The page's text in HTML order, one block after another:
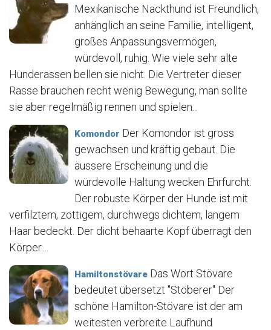
Mexikanische Nackthund ist Freundlich,
anhänglich an seine Familie, intelligent,
großes Anpassungsvermögen,
würdevoll, ruhig. Wie viele sehr alte
Hunderassen bellen sie nicht. Die Vertreter dieser
Rasse brauchen recht wenig Bewegung, man sollte
sie aber regelmäßig rennen und spielen...
Komondor Der Komondor ist gross
gewachsen und kräftig gebaut. Die
äussere Erscheinung und die
würdevolle Haltung wecken Ehrfurcht.
Der robuste Körper der Hunde ist mit
verfilztem, zottigem, durchwegs dichtem, langem
Haar bedeckt. Der dicht behaarte Kopf überragt den
Körper....
Hamiltonstövare Das Wort Stövare
bedeutet übersetzt "Stöberer" Der
schöne Hamilton-Stövare ist der am
weitesten verbreite Laufhund